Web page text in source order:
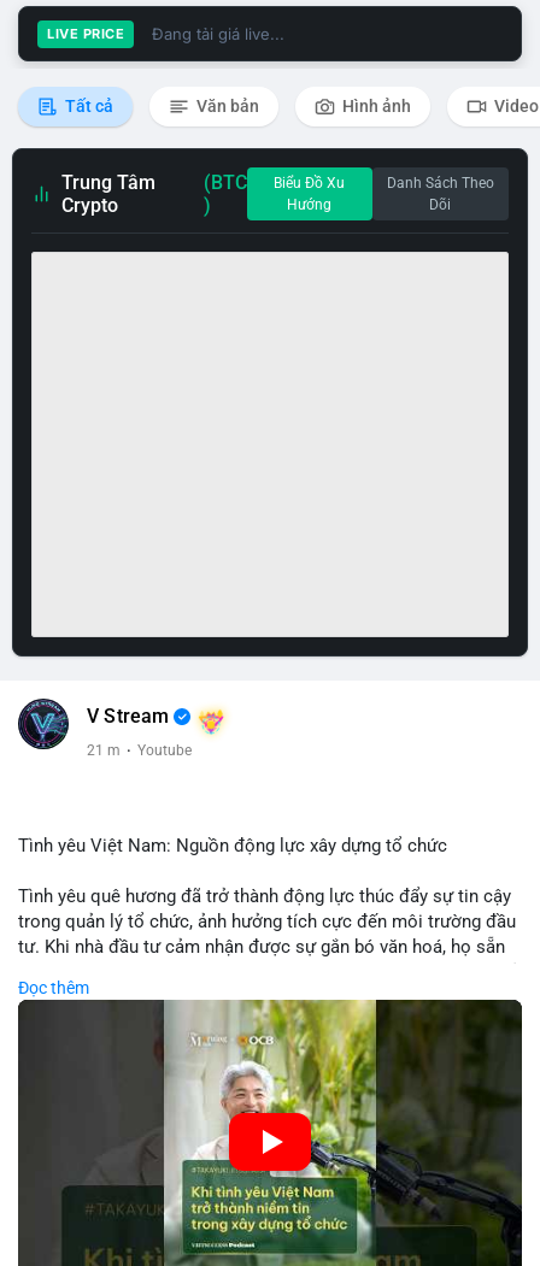
LIVE PRICE Đang tải giá live...
Tất cả Văn bản Hình ảnh Video
Trung Tâm
Crypto
(BTC
)
Biểu Đồ Xu
Hướng
Danh Sách Theo
Dõi
V Stream
21 m · Youtube
Tình yêu Việt Nam: Nguồn động lực xây dựng tổ chức
Tình yêu quê hương đã trở thành động lực thúc đẩy sự tin cậy
trong quản lý tổ chức, ảnh hưởng tích cực đến môi trường đầu
tư. Khi nhà đầu tư cảm nhận được sự gắn bó văn hoá, họ sẵn
các công ty blockchain và tiền mã hoá. Sự tăng cường niềm
tin này giúp giảm rủi ro thị trường, cải thiện chi phí vốn và thúc
đẩy sự phát triển bền vững của ngành công nghệ tài chính. Các
nhà quản lý cần khai thác tinh thần này để xây dựng chiến lược
phát triển bền vững và thu hút vốn đầu tư.
🎥 Xem video trực tiếp tại:
Nguồn: VIETSUCCESS
Đọc thêm